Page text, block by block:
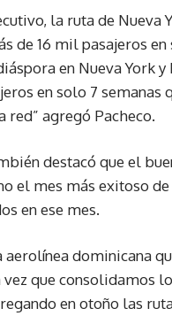
la ruta de Nueva
de 16 mil pasajeros
en Nueva York
en solo 7
red” agregó Pacheco.
destacó que el
el mes más exitoso
en ese mes.
aerolínea dominicana
vez que consolidamos
en otoño las